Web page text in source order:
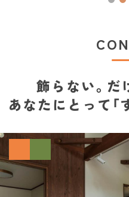
飾らない。だ
あなたにとって「